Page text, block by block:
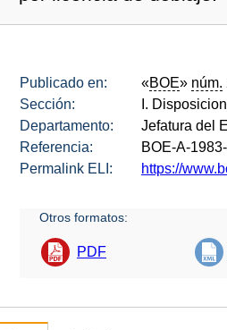
Publicado en: «BOE» núm.
Sección:
I.
Departamento:
Jefatura del
Referencia:
BOE-A-
Permalink ELI:
https://
Otros formatos:
PDF